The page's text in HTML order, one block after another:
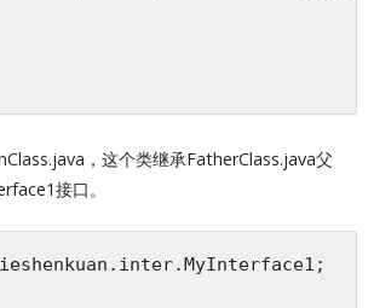
，这个类继承FatherClass.java父
接口。